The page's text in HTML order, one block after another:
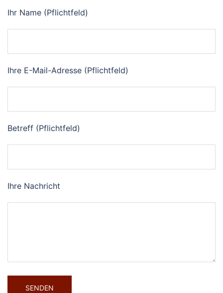
Ihr Name (Pflichtfeld)
Ihre E-Mail-Adresse (Pflichtfeld)
Betreff (Pflichtfeld)
Ihre Nachricht